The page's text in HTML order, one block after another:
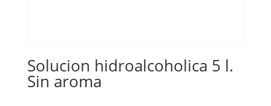
Solucion hidroalcoholica 5 l.
Sin aroma